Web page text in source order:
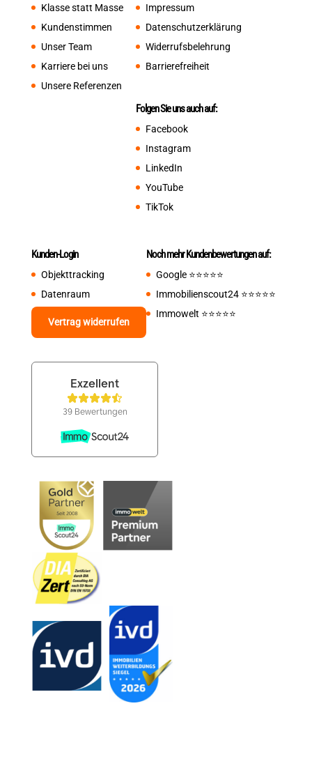
Klasse statt Masse
Kundenstimmen
Unser Team
Karriere bei uns
Unsere Referenzen
Impressum
Datenschutzerklärung
Widerrufsbelehrung
Barrierefreiheit
Folgen Sie uns auch auf:
Facebook
Instagram
LinkedIn
YouTube
TikTok
Kunden-Login
Objekttracking
Datenraum
Vertrag widerrufen
Noch mehr Kundenbewertungen auf:
Google ⭐️⭐️⭐️⭐️⭐️
Immobilienscout24 ⭐️⭐️⭐️⭐️⭐️
Immowelt ⭐️⭐️⭐️⭐️⭐️